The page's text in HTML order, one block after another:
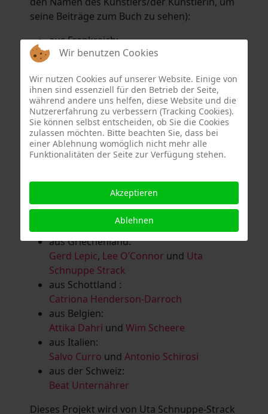
seine Beiträge zum Buch zu sehen):
aus Frankreich:
Hélène Argo,Didier Bonnot
Eric Schaftlein.
aus den Niederlanden:
Dorrety Brookhuis,Natalia Dik,Elise
EekhoutundHenny Schaapman
aus Deutschland:
Salomé Herbst,Andrea Jungnitsch,
Lanzl,Heidrun MalComes,Christa Mayer-
Guntram Prochaska
Schaub,Vera Schaub,Birgit Schweimler &
Serge DevadderundRolf Thärichen
aus Griechenland:
Gerd Lepic, Lee O’Connor und Uta
Schnuppe Strack
aus Schottland :
Catriona Henderson-Darroch
aus Belgien:
Attika Dahri und Wim Scheere
aus Italien:
Salvo Curro und Antonio Schirosi
aus der Schweiz:
Beat Unternährer
Dieses Projekt wird von Uta Schnuppe-Strack
Wir benutzen Cookies
Wir nutzen Cookies auf unserer Website. Einige von
ihnen sind essenziell für den Betrieb der Seite,
während andere uns helfen, diese Website und die
Nutzererfahrung zu verbessern (Tracking Cookies).
Sie können selbst entscheiden, ob Sie die Cookies
zulassen möchten. Bitte beachten Sie, dass bei
einer Ablehnung womöglich nicht mehr alle
Funktionalitäten der Seite zur Verfügung stehen.
Akzeptieren
Ablehnen